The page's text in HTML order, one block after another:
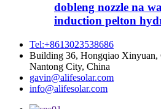
dobleng nozzle na
induction pelton
Tel:+8613023538686
Building 36, Hongqiao Xinyuan,
Nantong City, China
gavin@alifesolar.com
info@alifesolar.com